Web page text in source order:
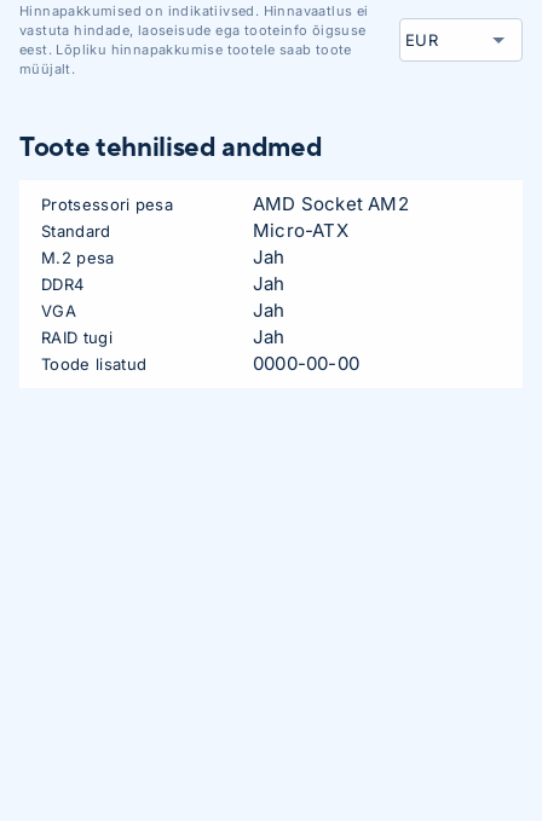
Hinnapakkumised on indikatiivsed. Hinnavaatlus ei
vastuta hindade, laoseisude ega tooteinfo õigsuse
eest. Lõpliku hinnapakkumise tootele saab toote
müüjalt.
Toote tehnilised andmed
Protsessori pesa AMD Socket AM2
Standard Micro-ATX
M.2 pesa Jah
DDR4 Jah
VGA Jah
RAID tugi Jah
Toode lisatud 0000-00-00